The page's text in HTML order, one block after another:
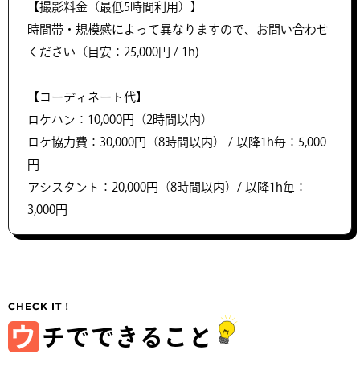
【撮影料金（最低5時間利用）】
時間帯・規模感によって異なりますので、お問い合わせ
ください（目安：25,000円 / 1h)
【コーディネート代】
ロケハン：10,000円（2時間以内）
ロケ協力費：30,000円（8時間以内） / 以降1h毎：5,000
円
アシスタント：20,000円（8時間以内）/ 以降1h毎：
3,000円
ウ チでできること